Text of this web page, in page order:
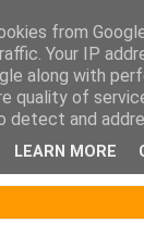
from
Your IP
along with
quality of
detect and
LEARN MORE